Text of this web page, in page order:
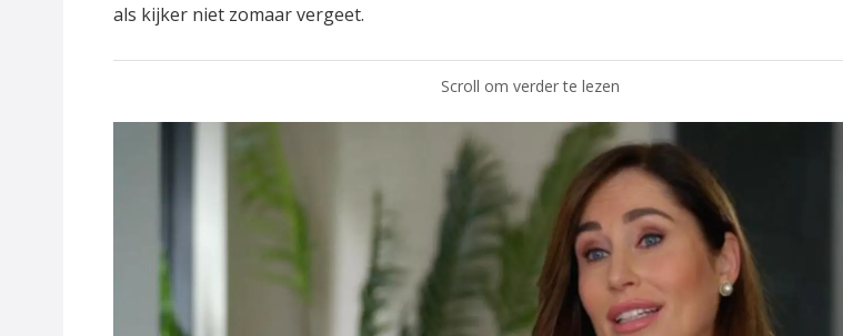
als kijker niet zomaar vergeet.
Scroll om verder te lezen